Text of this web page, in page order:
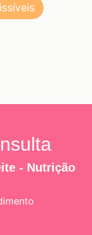
- Nutrição